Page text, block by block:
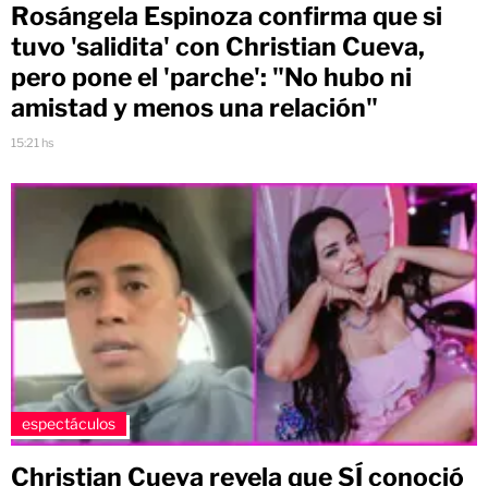
Rosángela Espinoza confirma que si
tuvo 'salidita' con Christian Cueva,
pero pone el 'parche': "No hubo ni
amistad y menos una relación"
15:21 hs
espectáculos
Christian Cueva revela que SÍ conoció